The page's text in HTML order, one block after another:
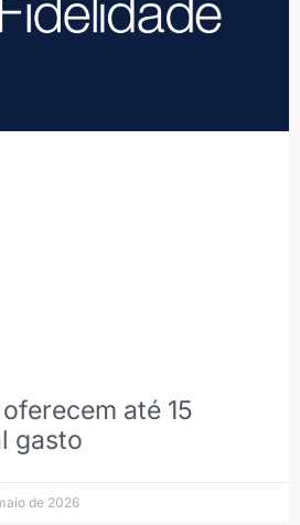
até 15
gasto
de 2026